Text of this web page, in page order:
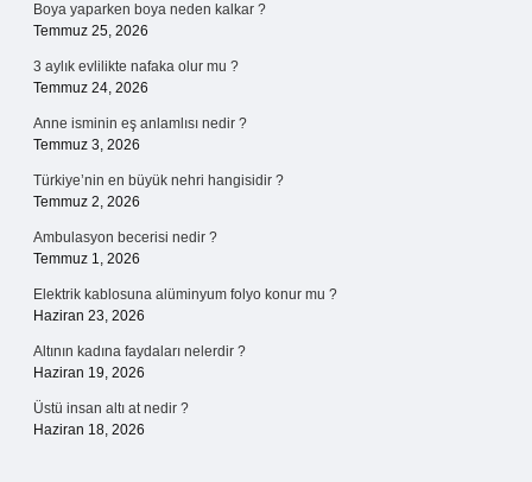
Boya yaparken boya neden kalkar ?
Temmuz 25, 2026
3 aylık evlilikte nafaka olur mu ?
Temmuz 24, 2026
Anne isminin eş anlamlısı nedir ?
Temmuz 3, 2026
Türkiye’nin en büyük nehri hangisidir ?
Temmuz 2, 2026
Ambulasyon becerisi nedir ?
Temmuz 1, 2026
Elektrik kablosuna alüminyum folyo konur mu ?
Haziran 23, 2026
Altının kadına faydaları nelerdir ?
Haziran 19, 2026
Üstü insan altı at nedir ?
Haziran 18, 2026